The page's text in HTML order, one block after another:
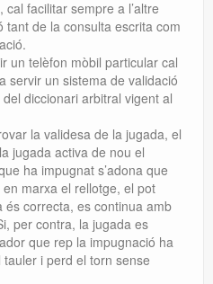
cal facilitar sempre a l’altre
tant de la consulta escrita com
un telèfon mòbil particular cal
servir un sistema de validació
diccionari arbitral vigent al
la validesa de la jugada, el
jugada activa de nou el
ha impugnat s’adona que
en marxa el rellotge, el pot
és correcta, es continua amb
per contra, la jugada es
que rep la impugnació ha
i perd el torn sense